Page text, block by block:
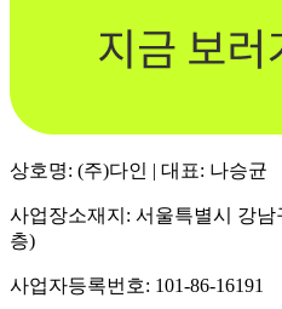
상호명: (주)다인 | 대표: 나승균
사업장소재지: 서울특별시 강
층)
사업자등록번호: 101-86-16191